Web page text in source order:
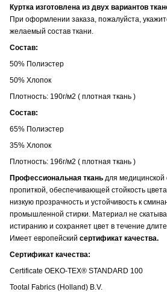
Куртка изготовлена из двух вариантов
При оформлении заказа, пожалуйста,
желаемый состав ткани.
Состав:
50% Полиэстер
50% Хлопок
Плотность: 190г/м2 ( плотная ткань )
Состав:
65% Полиэстер
35% Хлопок
Плотность: 196г/м2 ( плотная ткань )
Профессиональная ткань для
пропиткой, обеспечивающей стойкость
низкую прозрачность и устойчивость к
промышленной стирки. Материал не
истиранию и сохраняет цвет в течение
Имеет европейский сертификат качества.
Сертификат качества:
Certificate OEKO-TEX® STANDARD 100
Tootal Fabrics (Holland) B.V.